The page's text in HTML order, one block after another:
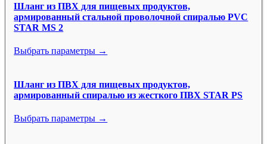
Шланг из ПВХ для пищевых продуктов,
армированный стальной проволочной спиралью PVC
STAR MS 2
Выбрать параметры →
Шланг из ПВХ для пищевых продуктов,
армированный спиралью из жесткого ПВХ STAR PS
Выбрать параметры →